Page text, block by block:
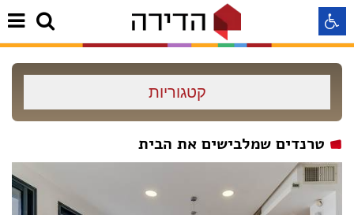
קטגוריות
טרנדים שמלבישים את הבית
התאמה לכבדי ראיה